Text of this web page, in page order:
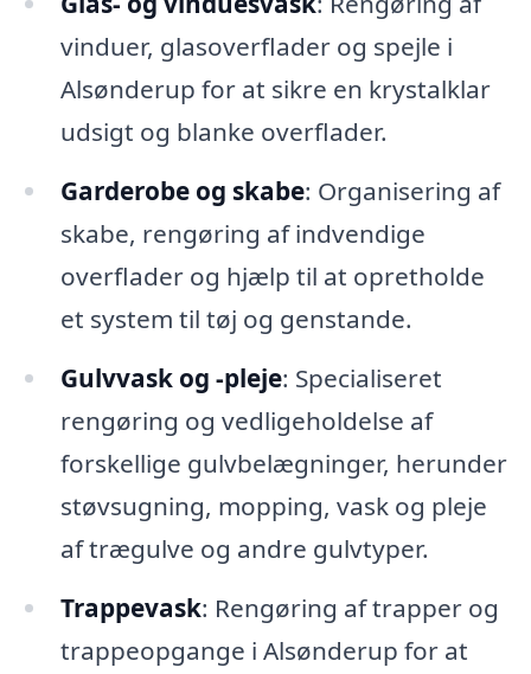
vinduer, glasoverflader og spejle i
Alsønderup for at sikre en krystalklar
udsigt og blanke overflader.
Garderobe og skabe: Organisering af
skabe, rengøring af indvendige
overflader og hjælp til at opretholde
et system til tøj og genstande.
Gulvvask og -pleje: Specialiseret
rengøring og vedligeholdelse af
forskellige gulvbelægninger, herunder
støvsugning, mopping, vask og pleje
af trægulve og andre gulvtyper.
Trappevask: Rengøring af trapper og
trappeopgange i Alsønderup for at